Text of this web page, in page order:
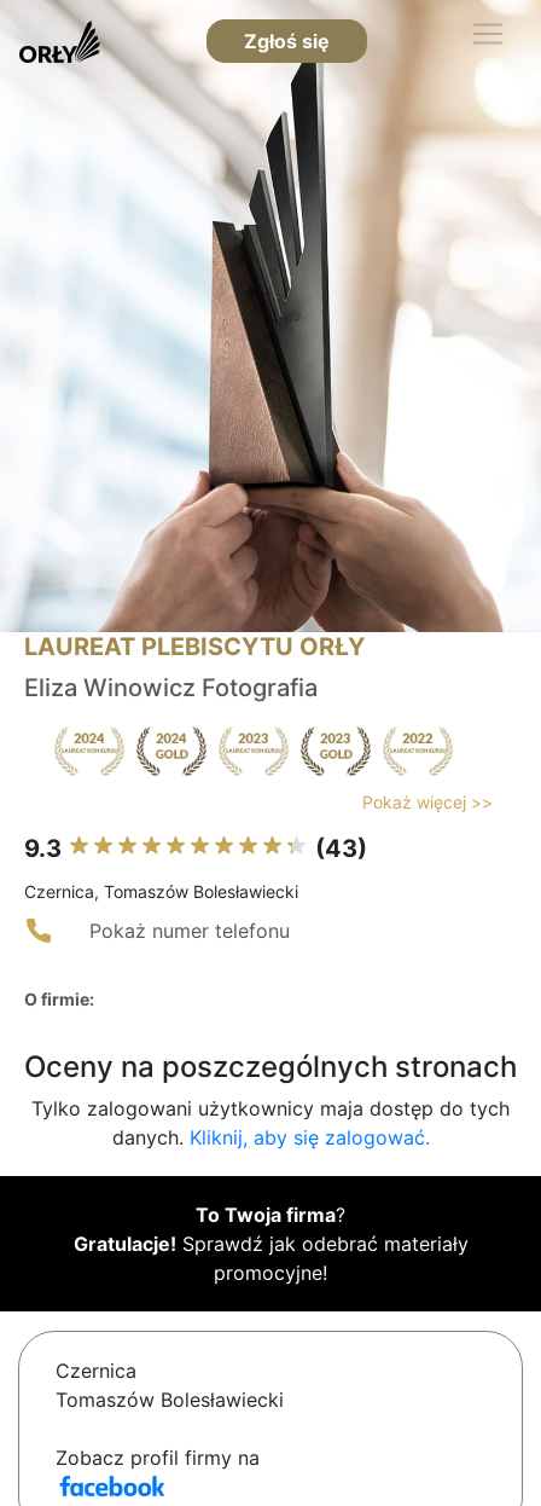
Zgłoś się
LAUREAT PLEBISCYTU ORŁY
Eliza Winowicz Fotografia
Pokaż więcej >>
9.3 (43)
Czernica, Tomaszów Bolesławiecki
Pokaż numer telefonu
O firmie:
Oceny na poszczególnych stronach
Tylko zalogowani użytkownicy maja dostęp do tych
danych. Kliknij, aby się zalogować.
To Twoja firma?
Gratulacje! Sprawdź jak odebrać materiały
promocyjne!
Czernica
Tomaszów Bolesławiecki
Zobacz profil firmy na